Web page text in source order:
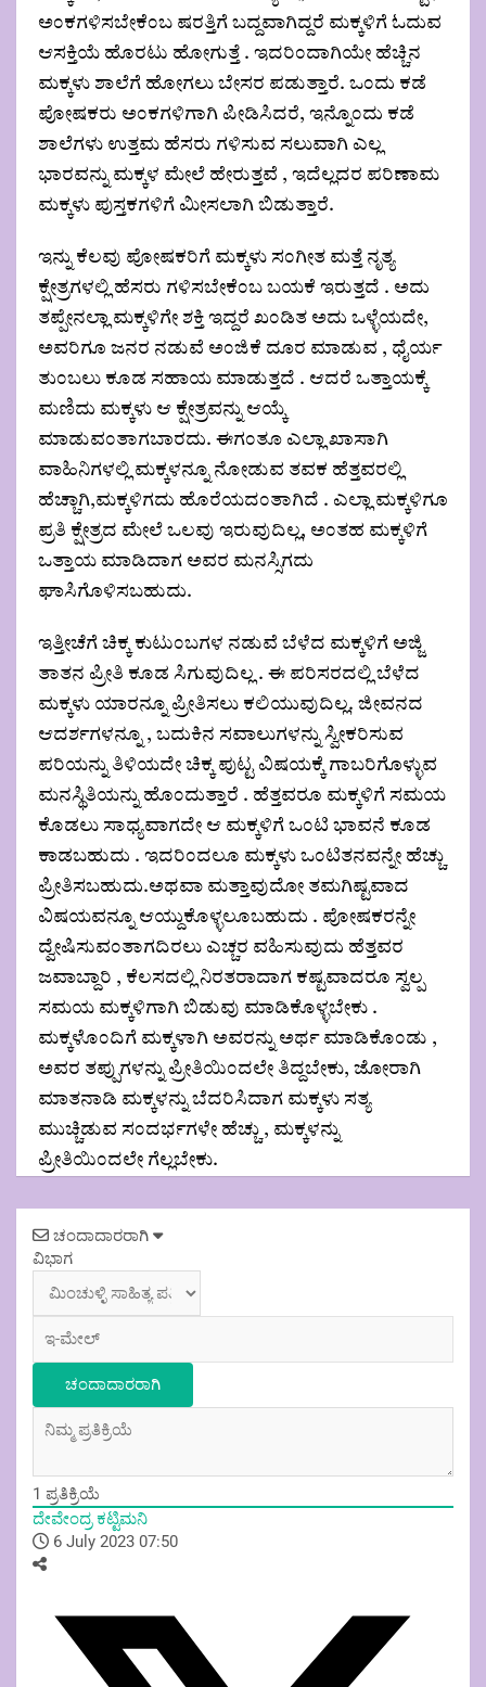
ಅಂಕಗಳಿಸಬೇಕೆಂಬ ಷರತ್ತಿಗೆ ಬದ್ದವಾಗಿದ್ದರೆ ಮಕ್ಕಳಿಗೆ ಓದುವ
ಆಸಕ್ತಿಯೆ ಹೊರಟು ಹೋಗುತ್ತೆ . ಇದರಿಂದಾಗಿಯೇ ಹೆಚ್ಚಿನ
ಮಕ್ಕಳು ಶಾಲೆಗೆ ಹೋಗಲು ಬೇಸರ ಪಡುತ್ತಾರೆ. ಒಂದು ಕಡೆ
ಪೋಷಕರು ಅಂಕಗಳಿಗಾಗಿ ಪೀಡಿಸಿದರೆ, ಇನ್ನೊಂದು ಕಡೆ
ಶಾಲೆಗಳು ಉತ್ತಮ ಹೆಸರು ಗಳಿಸುವ ಸಲುವಾಗಿ ಎಲ್ಲ
ಭಾರವನ್ನು ಮಕ್ಕಳ ಮೇಲೆ ಹೇರುತ್ತವೆ , ಇದೆಲ್ಲದರ ಪರಿಣಾಮ
ಮಕ್ಕಳು ಪುಸ್ತಕಗಳಿಗೆ ಮೀಸಲಾಗಿ ಬಿಡುತ್ತಾರೆ.
ಇನ್ನು ಕೆಲವು ಪೋಷಕರಿಗೆ ಮಕ್ಕಳು ಸಂಗೀತ ಮತ್ತೆ ನೃತ್ಯ
ಕ್ಷೇತ್ರಗಳಲ್ಲಿ ಹೆಸರು ಗಳಿಸಬೇಕೆಂಬ ಬಯಕೆ ಇರುತ್ತದೆ . ಅದು
ತಪ್ಪೇನಲ್ಲಾ ಮಕ್ಕಳಿಗೇ ಶಕ್ತಿ ಇದ್ದರೆ ಖಂಡಿತ ಅದು ಒಳ್ಳೆಯದೇ,
ಅವರಿಗೂ ಜನರ ನಡುವೆ ಅಂಜಿಕೆ ದೂರ ಮಾಡುವ , ಧೈರ್ಯ
ತುಂಬಲು ಕೂಡ ಸಹಾಯ ಮಾಡುತ್ತದೆ . ಆದರೆ ಒತ್ತಾಯಕ್ಕೆ
ಮಣಿದು ಮಕ್ಕಳು ಆ ಕ್ಷೇತ್ರವನ್ನು ಆಯ್ಕೆ
ಮಾಡುವಂತಾಗಬಾರದು. ಈಗಂತೂ ಎಲ್ಲಾ ಖಾಸಾಗಿ
ವಾಹಿನಿಗಳಲ್ಲಿ ಮಕ್ಕಳನ್ನೂ ನೋಡುವ ತವಕ ಹೆತ್ತವರಲ್ಲಿ
ಹೆಚ್ಚಾಗಿ,ಮಕ್ಕಳಿಗದು ಹೊರೆಯದಂತಾಗಿದೆ . ಎಲ್ಲಾ ಮಕ್ಕಳಿಗೂ
ಪ್ರತಿ ಕ್ಷೇತ್ರದ ಮೇಲೆ ಒಲವು ಇರುವುದಿಲ್ಲ, ಅಂತಹ ಮಕ್ಕಳಿಗೆ
ಒತ್ತಾಯ ಮಾಡಿದಾಗ ಅವರ ಮನಸ್ಸಿಗದು
ಘಾಸಿಗೊಳಿಸಬಹುದು.
ಇತ್ತೀಚೆಗೆ ಚಿಕ್ಕ ಕುಟುಂಬಗಳ ನಡುವೆ ಬೆಳೆದ ಮಕ್ಕಳಿಗೆ ಅಜ್ಜಿ
ತಾತನ ಪ್ರೀತಿ ಕೂಡ ಸಿಗುವುದಿಲ್ಲ . ಈ ಪರಿಸರದಲ್ಲಿ ಬೆಳೆದ
ಮಕ್ಕಳು ಯಾರನ್ನೂ ಪ್ರೀತಿಸಲು ಕಲಿಯುವುದಿಲ್ಲ. ಜೀವನದ
ಆದರ್ಶಗಳನ್ನೂ , ಬದುಕಿನ ಸವಾಲುಗಳನ್ನು ಸ್ವೀಕರಿಸುವ
ಪರಿಯನ್ನು ತಿಳಿಯದೇ ಚಿಕ್ಕ ಪುಟ್ಟ ವಿಷಯಕ್ಕೆ ಗಾಬರಿಗೊಳ್ಳುವ
ಮನಸ್ಥಿತಿಯನ್ನು ಹೊಂದುತ್ತಾರೆ . ಹೆತ್ತವರೂ ಮಕ್ಕಳಿಗೆ ಸಮಯ
ಕೊಡಲು ಸಾಧ್ಯವಾಗದೇ ಆ ಮಕ್ಕಳಿಗೆ ಒಂಟಿ ಭಾವನೆ ಕೂಡ
ಕಾಡಬಹುದು . ಇದರಿಂದಲೂ ಮಕ್ಕಳು ಒಂಟಿತನವನ್ನೇ ಹೆಚ್ಚು
ಪ್ರೀತಿಸಬಹುದು.ಅಥವಾ ಮತ್ತಾವುದೋ ತಮಗಿಷ್ಟವಾದ
ವಿಷಯವನ್ನೂ ಆಯ್ದುಕೊಳ್ಳಲೂಬಹುದು . ಪೋಷಕರನ್ನೇ
ದ್ವೇಷಿಸುವಂತಾಗದಿರಲು ಎಚ್ಚರ ವಹಿಸುವುದು ಹೆತ್ತವರ
ಜವಾಬ್ದಾರಿ , ಕೆಲಸದಲ್ಲಿ ನಿರತರಾದಾಗ ಕಷ್ಟವಾದರೂ ಸ್ವಲ್ಪ
ಸಮಯ ಮಕ್ಕಳಿಗಾಗಿ ಬಿಡುವು ಮಾಡಿಕೊಳ್ಳಬೇಕು .
ಮಕ್ಕಳೊಂದಿಗೆ ಮಕ್ಕಳಾಗಿ ಅವರನ್ನು ಅರ್ಥ ಮಾಡಿಕೊಂಡು ,
ಅವರ ತಪ್ಪುಗಳನ್ನು ಪ್ರೀತಿಯಿಂದಲೇ ತಿದ್ದಬೇಕು, ಜೋರಾಗಿ
ಮಾತನಾಡಿ ಮಕ್ಕಳನ್ನು ಬೆದರಿಸಿದಾಗ ಮಕ್ಕಳು ಸತ್ಯ
ಮುಚ್ಚಿಡುವ ಸಂದರ್ಭಗಳೇ ಹೆಚ್ಚು , ಮಕ್ಕಳನ್ನು
ಪ್ರೀತಿಯಿಂದಲೇ ಗೆಲ್ಲಬೇಕು.
Post
navigation
ಚಂದಾದಾರರಾಗಿ
ವಿಭಾಗ
1 ಪ್ರತಿಕ್ರಿಯೆ
ದೇವೇಂದ್ರ ಕಟ್ಟಿಮನಿ
6 July 2023 07:50